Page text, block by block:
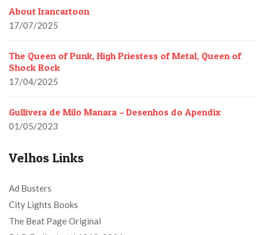
About Irancartoon
17/07/2025
The Queen of Punk, High Priestess of Metal, Queen of
Shock Rock
17/04/2025
Gullivera de Milo Manara – Desenhos do Apendix
01/05/2023
Velhos Links
Ad Busters
City Lights Books
The Beat Page Original